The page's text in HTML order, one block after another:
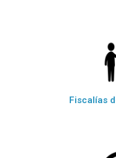
Fiscalías